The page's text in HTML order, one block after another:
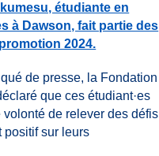
étudiante en
à Dawson, fait partie des
2024.
de presse, la Fondation
que ces étudiant·es
volonté de relever des défis
positif sur leurs